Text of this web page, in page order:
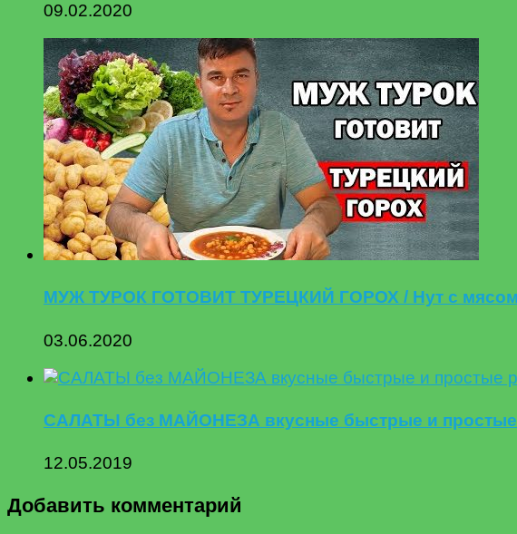
09.02.2020
МУЖ ТУРОК ГОТОВИТ ТУРЕЦКИЙ ГОРОХ / Нут с
03.06.2020
САЛАТЫ без МАЙОНЕЗА вкусные быстрые и простые
12.05.2019
Добавить комментарий